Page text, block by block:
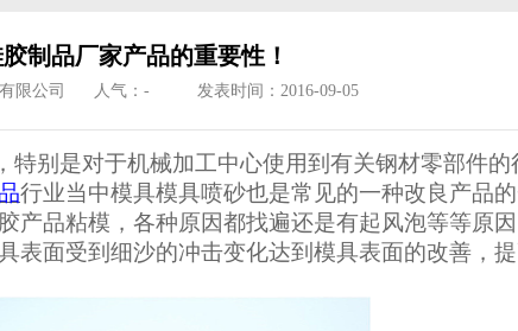
制品厂家产品的重要性！
限公司 人气： - 发表时间：2016-09-05
别是对于机械加工中心使用到有关钢材零部件的
行业当中模具模具喷砂也是常见的一种改良产品
产品粘模，各种原因都找遍还是有起风泡等等原
表面受到细沙的冲击变化达到模具表面的改善，